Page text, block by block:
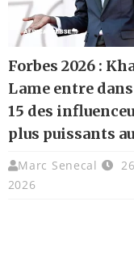
Forbes 2026 :
Lame entre
15 des
plus puissants
Marc Senecal
2026